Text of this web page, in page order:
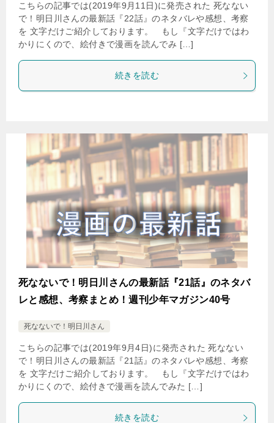
こちらの記事では(2019年9月11日)に発売された 死なない
で！明日川さんの最新話『22話』のネタバレや感想、考察
を 文字だけご紹介しております。 もし『文字だけではわ
かりにくので、絵付きで漫画を読んでみ […]
続きを読む
死なないで！明日川さんの最新話『21話』のネタバ
レと感想、考察まとめ！週刊少年マガジン40号
死なないで！明日川さん
こちらの記事では(2019年9月4日)に発売された 死なない
で！明日川さんの最新話『21話』のネタバレや感想、考察
を 文字だけご紹介しております。 もし『文字だけではわ
かりにくので、絵付きで漫画を読んでみた […]
続きを読む